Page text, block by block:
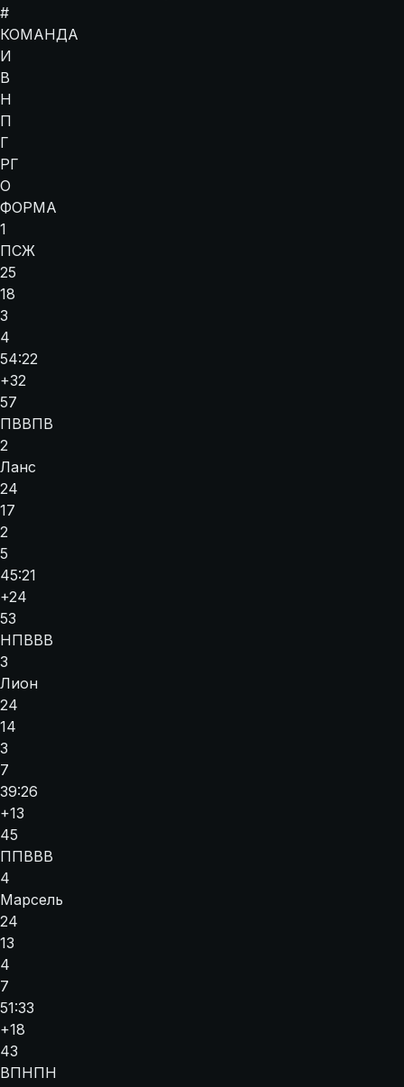
#
КОМАНДА
И
В
Н
П
Г
РГ
О
ФОРМА
1
ПСЖ
25
18
3
4
54:22
+32
57
ПВВПВ
2
Ланс
24
17
2
5
45:21
+24
53
НПВВВ
3
Лион
24
14
3
7
39:26
+13
45
ППВВВ
4
Марсель
24
13
4
7
51:33
+18
43
ВПНПН